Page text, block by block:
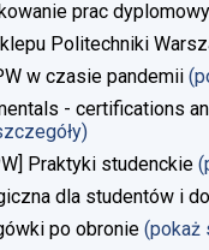
prac
Politechniki
w czasie pandemii
- certifications
Praktyki studenckie
dla studentów i
po obronie (pokaż